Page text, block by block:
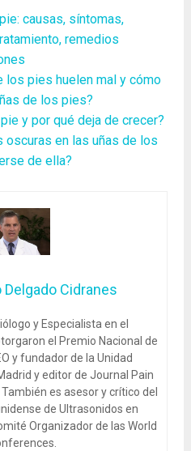
causas, síntomas,
remedios
los pies huelen mal y cómo
de los pies?
y por qué deja de crecer?
oscuras en las uñas de los
de ella?
Delgado Cidranes
y Especialista en el
el Premio Nacional de
y fundador de la Unidad
y editor de Journal Pain
es asesor y crítico del
de Ultrasonidos en
Organizador de las World